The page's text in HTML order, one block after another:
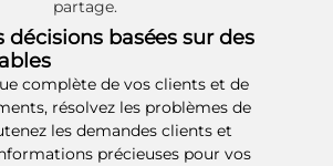
décisions basées sur des
complète de vos clients et de
résolvez les problèmes de
les demandes clients et
précieuses pour vos